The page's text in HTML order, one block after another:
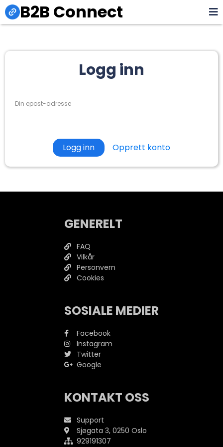
B2B Connect
Logg inn
Din epost-adresse
Opprett konto
GENERELT
FAQ
Vilkår
Personvern
Cookies
SOSIALE MEDIER
Facebook
Instagram
Twitter
Google
KONTAKT OSS
Support
Sjøgata 3, 0250 Oslo
929191307